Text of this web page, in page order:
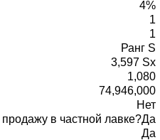
4%
1
1
Ранг S
3,597 Sx
1,080
74,946,000
Нет
в частной лавке?Да
Да